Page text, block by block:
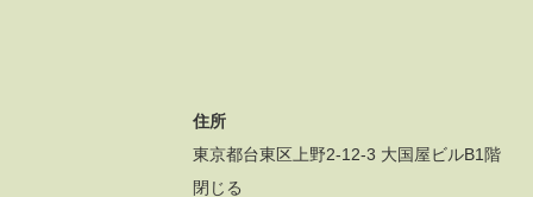
住所
東京都台東区上野2-12-3 大国屋ビルB1階
閉じる